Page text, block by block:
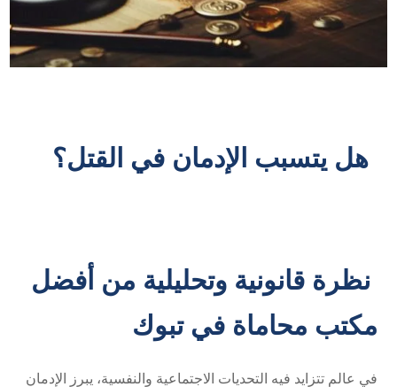
هل يتسبب الإدمان في القتل؟
نظرة قانونية وتحليلية من أفضل
مكتب محاماة في تبوك
في عالمٍ تتزايد فيه التحديات الاجتماعية والنفسية، يبرز الإدمان